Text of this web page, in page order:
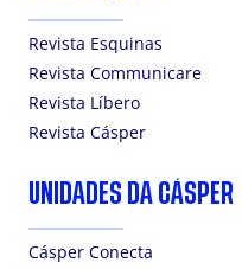
Revista Esquinas
Revista Communicare
Revista Líbero
Revista Cásper
UNIDADES DA CÁSPER
Cásper Conecta